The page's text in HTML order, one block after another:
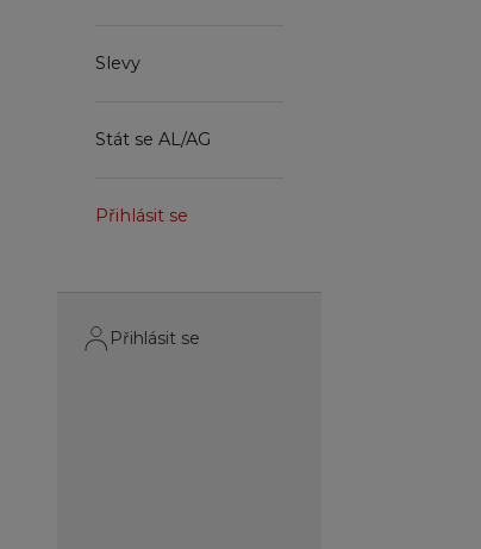
Slevy
Stát se AL/AG
Přihlásit se
Přihlásit se